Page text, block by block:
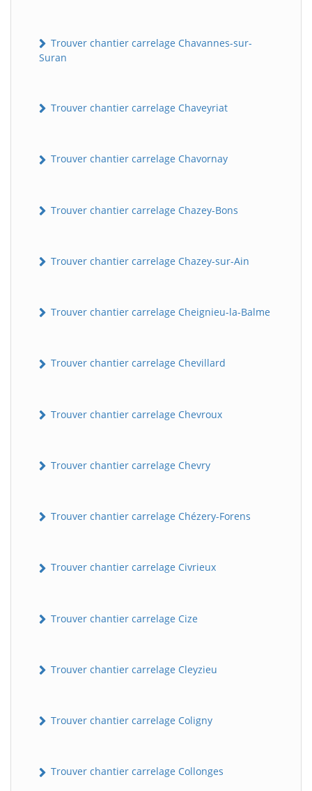
Trouver chantier carrelage Chavannes-sur-
Suran
Trouver chantier carrelage Chaveyriat
Trouver chantier carrelage Chavornay
Trouver chantier carrelage Chazey-Bons
Trouver chantier carrelage Chazey-sur-Ain
Trouver chantier carrelage Cheignieu-la-Balme
Trouver chantier carrelage Chevillard
Trouver chantier carrelage Chevroux
Trouver chantier carrelage Chevry
Trouver chantier carrelage Chézery-Forens
Trouver chantier carrelage Civrieux
Trouver chantier carrelage Cize
Trouver chantier carrelage Cleyzieu
Trouver chantier carrelage Coligny
Trouver chantier carrelage Collonges